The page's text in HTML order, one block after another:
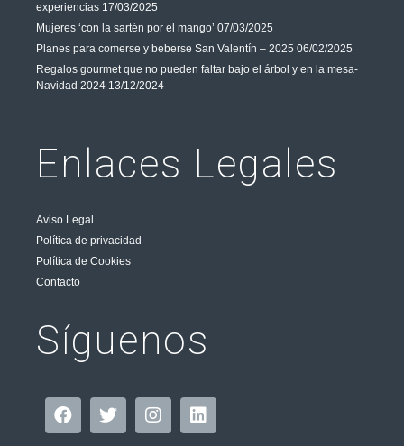
experiencias 17/03/2025
Mujeres ‘con la sartén por el mango’ 07/03/2025
Planes para comerse y beberse San Valentín – 2025 06/02/2025
Regalos gourmet que no pueden faltar bajo el árbol y en la mesa-
Navidad 2024 13/12/2024
Enlaces Legales
Aviso Legal
Política de privacidad
Política de Cookies
Contacto
Síguenos